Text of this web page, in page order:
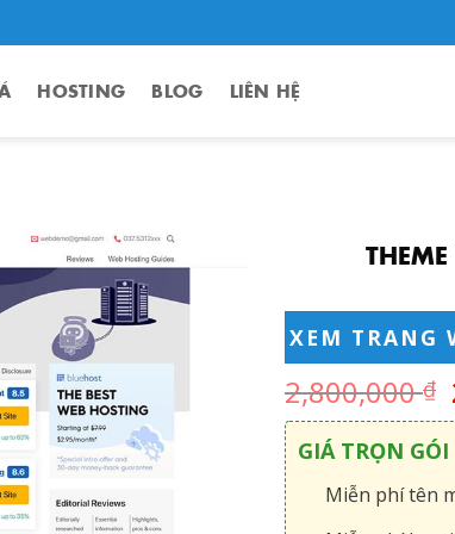
HOSTING BLOG LIÊN HỆ
XEM TRANG
2,800,000₫
GIÁ TRỌN
Miễn phí tên